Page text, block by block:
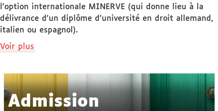
l’option internationale MINERVE (qui donne lieu à la
délivrance d’un diplôme d’université en droit allemand,
italien ou espagnol).
Voir plus
Admission